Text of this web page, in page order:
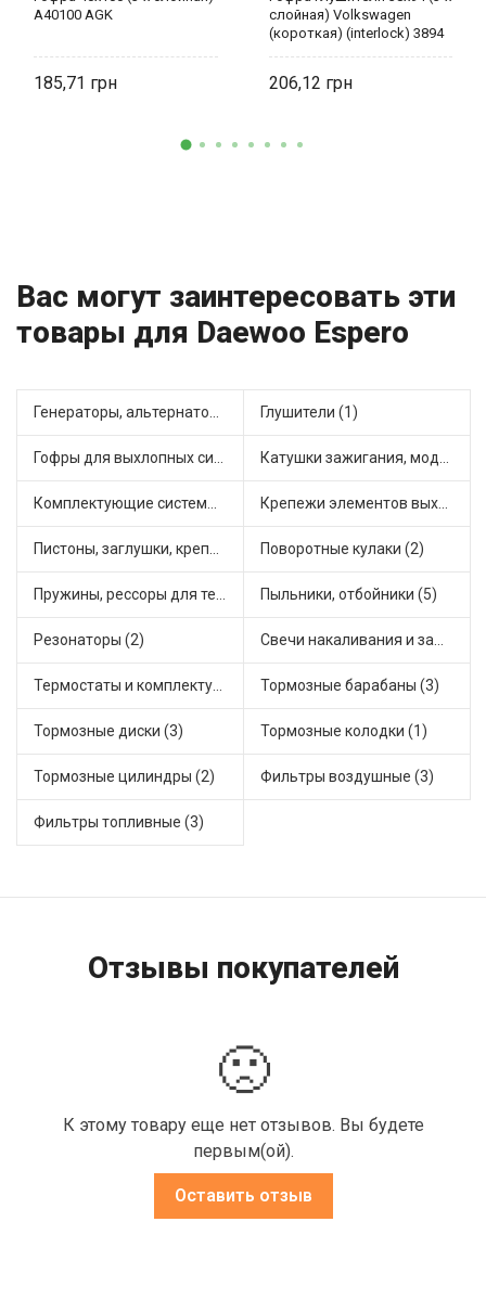
A40100 AGK
185,71
слойная) Volkswagen
(короткая) (interlock) 3894
206,12
Вас могут заинтересовать эти
товары для Daewoo Espero
Глушители (1)
Поворотные кулаки (2)
Пыльники, отбойники (5)
Резонаторы (2)
Тормозные барабаны (3)
Тормозные диски (3) Тормозные колодки (1)
Тормозные цилиндры (2) Фильтры воздушные (3)
Фильтры топливные (3)
Отзывы покупателей
🙁
К этому товару еще нет отзывов. Вы будете
первым(ой).
Оставить отзыв